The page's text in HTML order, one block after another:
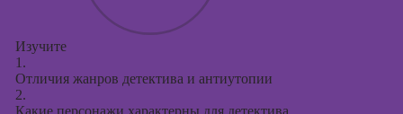
Изучите
1.
Отличия жанров детектива и антиутопии
2.
Какие персонажи характерны для детектива